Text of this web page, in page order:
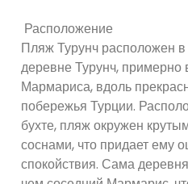
Расположение
Пляж Турунч расположен
деревне Турунч, примерно
Мармариса, вдоль
побережья Турции.
бухте, пляж окружен
соснами, что придает ему
спокойствия. Сама